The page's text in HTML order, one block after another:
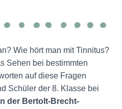
Wie hört man mit Tinnitus?
Sehen bei bestimmten
auf diese Fragen
Schüler der 8. Klasse bei
der Bertolt-Brecht-